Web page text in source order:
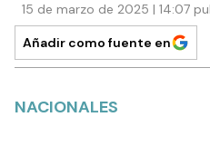
15 de marzo de 2025 | 14:07
Añadir como fuente en
NACIONALES